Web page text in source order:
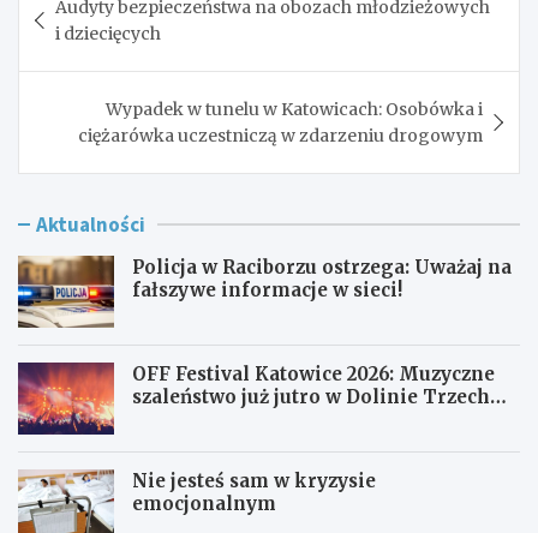
wpisu
Audyty bezpieczeństwa na obozach młodzieżowych
i dziecięcych
Wypadek w tunelu w Katowicach: Osobówka i
ciężarówka uczestniczą w zdarzeniu drogowym
Aktualności
Policja w Raciborzu ostrzega: Uważaj na
fałszywe informacje w sieci!
OFF Festival Katowice 2026: Muzyczne
szaleństwo już jutro w Dolinie Trzech
Nie jesteś sam w kryzysie
emocjonalnym